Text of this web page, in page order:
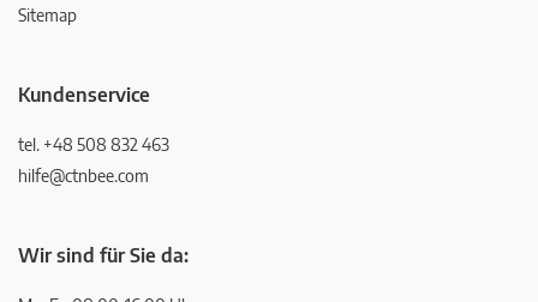
Sitemap
Kundenservice
tel. +48 508 832 463
hilfe@ctnbee.com
Wir sind für Sie da: